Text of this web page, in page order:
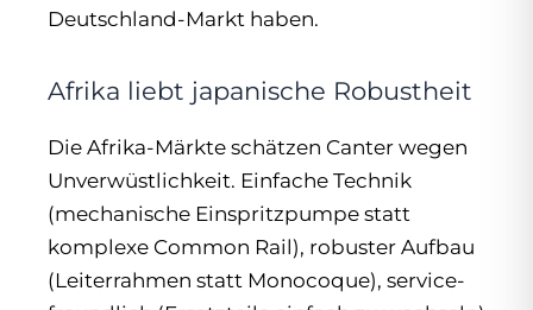
Deutschland-Markt haben.
Afrika liebt japanische Robustheit
Die Afrika-Märkte schätzen Canter wegen
Unverwüstlichkeit. Einfache Technik
(mechanische Einspritzpumpe statt
komplexe Common Rail), robuster Aufbau
(Leiterrahmen statt Monocoque), service-